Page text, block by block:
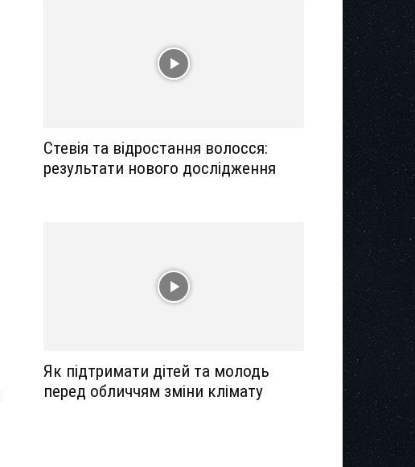
Стевія та відростання волосся:
результати нового дослідження
Як підтримати дітей та молодь
перед обличчям зміни клімату